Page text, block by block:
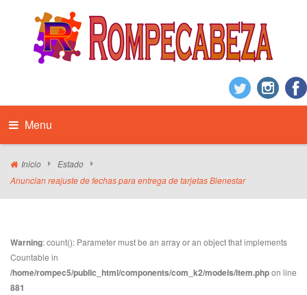
Menu
Inicio
Estado
Anuncian reajuste de fechas para entrega de tarjetas Bienestar
Warning: count(): Parameter must be an array or an object that implements
Countable in
/home/rompec5/public_html/components/com_k2/models/item.phpon line
881